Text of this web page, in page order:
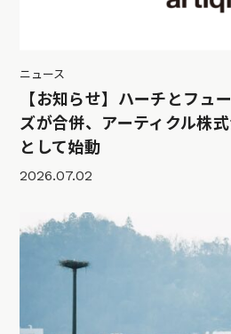
ニュース
【お知らせ】ハーチとフュ
ズが合併、アーティクル株
として始動
2026.07.02